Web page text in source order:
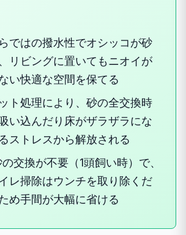
ではの撥水性でオシッコが砂
リビングに置いてもニオイが
い快適な空間を保てる
ト処理により、砂の全交換時
い込んだり床がザラザラにな
ストレスから解放される
交換が不要（1頭飼い時）で、
レ掃除はウンチを取り除くだ
め手間が大幅に省ける